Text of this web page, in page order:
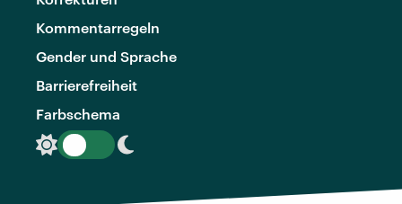
Kommentarregeln
Gender und Sprache
Barrierefreiheit
Farbschema